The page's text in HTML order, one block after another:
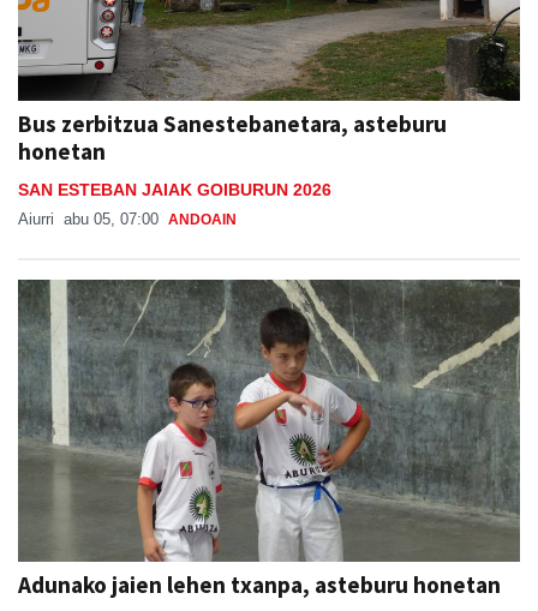
Bus zerbitzua Sanestebanetara, asteburu
honetan
SAN ESTEBAN JAIAK GOIBURUN 2026
Aiurri abu 05, 07:00 ANDOAIN
Adunako jaien lehen txanpa, asteburu honetan